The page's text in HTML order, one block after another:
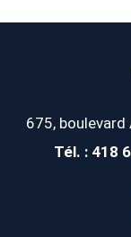
675, boulevard
Tél. : 418